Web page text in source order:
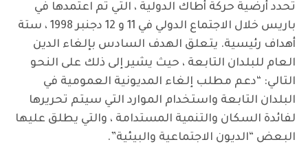
تحدد أرضية حركة أطاك الدولية ، التي تم اعتمدها في
باريس خلال الاجتماع الدولي في 11 و 12 دجنبر 1998 ، ستة
أهداف رئيسية. يتعلق الهدف السادس بإلغاء الدين
العام للبلدان التابعة ، حيث يشير إلى ذلك على النحو
التالي: “دعم مطلب إلغاء المديونية العمومية في
البلدان التابعة واستخدام الموارد التي سيتم تحريرها
لفائدة السكان والتنمية المستدامة ، والتي يطلق عليها
البعض “الديون الاجتماعية والبيئية”.